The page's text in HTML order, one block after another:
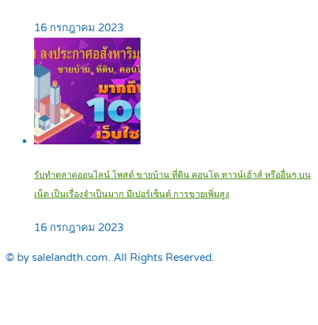
16 กรกฎาคม 2023
รับทำตลาดออนไลน์ โพสต์ ขายบ้าน ที่ดิน คอนโด ทาวน์เฮ้าส์ หรืออื่นๆ บน
เน็ต เป็นเรื่องจำเป็นมาก มีเปอร์เซ็นต์ การขายเพิ่มสูง
16 กรกฎาคม 2023
© by salelandth.com. All Rights Reserved.